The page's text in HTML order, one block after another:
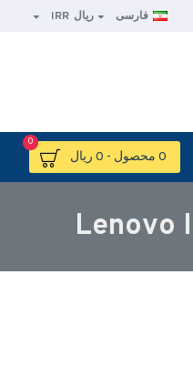
فارسی ریال IRR
0 محصول - 0 ریال
0